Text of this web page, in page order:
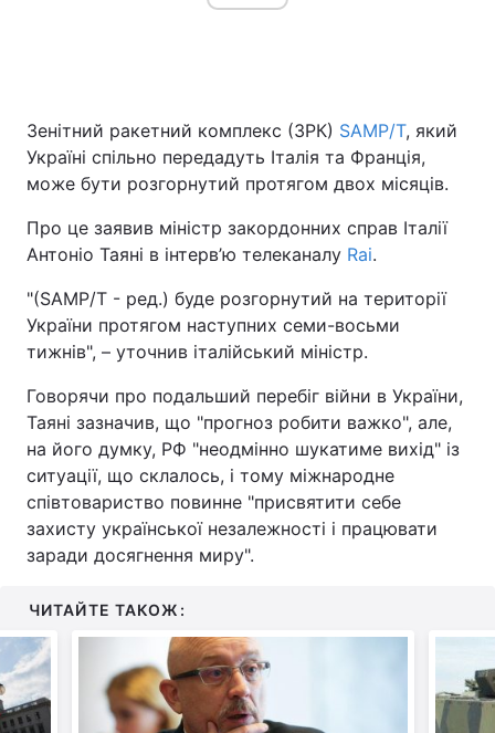
Зенітний ракетний комплекс (ЗРК) SAMP/T, який
Україні спільно передадуть Італія та Франція,
може бути розгорнутий протягом двох місяців.
Про це заявив міністр закордонних справ Італії
Антоніо Таяні в інтерв’ю телеканалу Rai.
"(SAMP/T - ред.) буде розгорнутий на території
України протягом наступних семи-восьми
тижнів", – уточнив італійський міністр.
Говорячи про подальший перебіг війни в України,
Таяні зазначив, що "прогноз робити важко", але,
на його думку, РФ "неодмінно шукатиме вихід" із
ситуації, що склалось, і тому міжнародне
співтовариство повинне "присвятити себе
захисту української незалежності і працювати
заради досягнення миру".
ЧИТАЙТЕ ТАКОЖ: